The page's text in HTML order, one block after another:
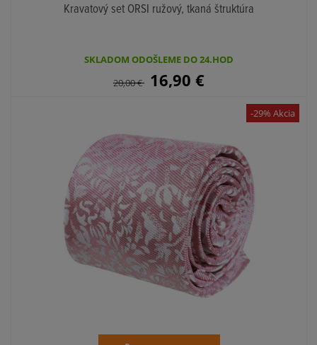
Kravatový set ORSI ružový, tkaná štruktúra
SKLADOM ODOŠLEME DO 24.HOD
20,00€ 16,90 €
-29% Akcia